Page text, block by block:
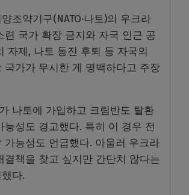
조약기구(NATO·나토)의 우크라
련 국가 확장 금지와 자국 인근 공
자제, 나토 동진 후퇴 등 자국의
국가가 무시한 게 명백하다고 주장
나토에 가입하고 크림반도 탈환
능성도 경고했다. 특히 이 경우 전
가능성도 언급했다. 아울러 우크라
결책을 찾고 싶지만 간단치 않다는
다.